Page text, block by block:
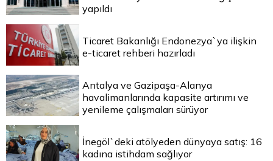
yapıldı
Ticaret Bakanlığı Endonezya`ya ilişkin
e-ticaret rehberi hazırladı
Antalya ve Gazipaşa-Alanya
havalimanlarında kapasite artırımı ve
yenileme çalışmaları sürüyor
İnegöl`deki atölyeden dünyaya satış: 16
kadına istihdam sağlıyor